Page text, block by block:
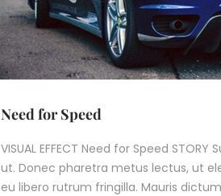
Need for Speed
VISUAL EFFECT Need for Speed
ut. Donec pharetra metus lectus, ut
eu libero rutrum fringilla. Mauris